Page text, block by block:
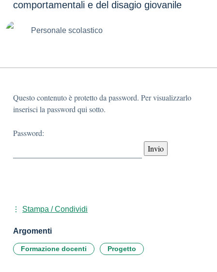
comportamentali e del disagio giovanile
Personale scolastico
Questo contenuto è protetto da password. Per visualizzarlo
inserisci la password qui sotto.
Password:
Stampa / Condividi
Argomenti
Formazione docenti Progetto